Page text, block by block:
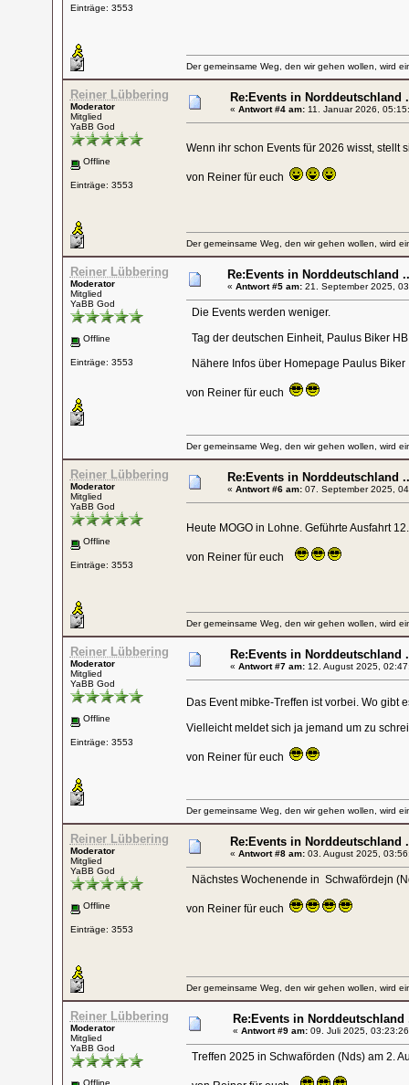
Einträge: 3553
Der gemeinsame Weg, den wir gehen wollen, wird
Reiner Lübbering
Moderator
Mitglied
YaBB God
Offline
Einträge: 3553
Re:Events in Norddeutschland
« Antwort #4 am:11. Januar 2026,
Wenn ihr schon Events für 2026 wisst, stellt
von Reiner für euch
Der gemeinsame Weg, den wir gehen wollen, wird
Reiner Lübbering
Moderator
Mitglied
YaBB God
Offline
Einträge: 3553
Re:Events in Norddeutschland
« Antwort #5 am:21. September 2025,
Die Events werden weniger.
Tag der deutschen Einheit, Paulus Biker
Nähere Infos über Homepage Paulus Biker
von Reiner für euch
Der gemeinsame Weg, den wir gehen wollen, wird
Reiner Lübbering
Moderator
Mitglied
YaBB God
Offline
Einträge: 3553
Re:Events in Norddeutschland
« Antwort #6 am:07. September 2025,
Heute MOGO in Lohne. Geführte Ausfahrt
von Reiner für euch
Der gemeinsame Weg, den wir gehen wollen, wird
Reiner Lübbering
Moderator
Mitglied
YaBB God
Offline
Einträge: 3553
Re:Events in Norddeutschland
« Antwort #7 am:12. August 2025,
Das Event mibke-Treffen ist vorbei. Wo gibt
Vielleicht meldet sich ja jemand um zu
von Reiner für euch
Der gemeinsame Weg, den wir gehen wollen, wird
Reiner Lübbering
Moderator
Mitglied
YaBB God
Offline
Einträge: 3553
Re:Events in Norddeutschland
« Antwort #8 am:03. August 2025,
Nächstes Wochenende in Schwafördejn
von Reiner für euch
Der gemeinsame Weg, den wir gehen wollen, wird
Reiner Lübbering
Moderator
Mitglied
YaBB God
Offline
Re:Events in Norddeutschland
« Antwort #9 am:09. Juli 2025,
Treffen 2025 in Schwaförden (Nds) am 2.